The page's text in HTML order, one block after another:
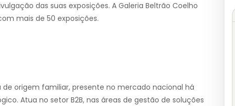
das suas exposições. A Galeria Beltrão Coelho
mais de 50 exposições.
origem familiar, presente no mercado nacional há
Atua no setor B2B, nas áreas de gestão de soluções